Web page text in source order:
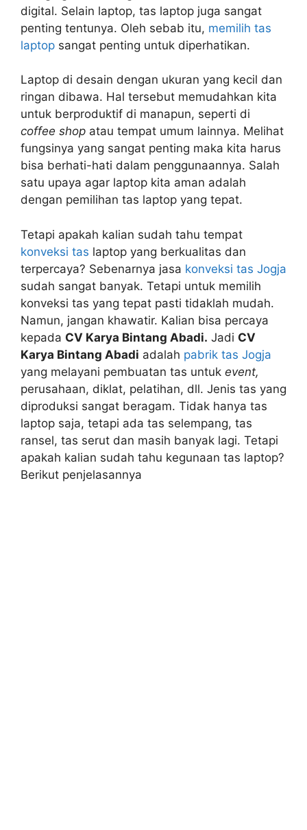
digital. Selain laptop, tas laptop juga sangat
penting tentunya. Oleh sebab itu, memilih tas
laptop sangat penting untuk diperhatikan.
Laptop di desain dengan ukuran yang kecil dan
ringan dibawa. Hal tersebut memudahkan kita
untuk berproduktif di manapun, seperti di
coffee shop atau tempat umum lainnya. Melihat
fungsinya yang sangat penting maka kita harus
bisa berhati-hati dalam penggunaannya. Salah
satu upaya agar laptop kita aman adalah
dengan pemilihan tas laptop yang tepat.
Tetapi apakah kalian sudah tahu tempat
konveksi tas laptop yang berkualitas dan
terpercaya? Sebenarnya jasa konveksi tas Jogja
sudah sangat banyak. Tetapi untuk memilih
konveksi tas yang tepat pasti tidaklah mudah.
Namun, jangan khawatir. Kalian bisa percaya
kepada CV Karya Bintang Abadi. Jadi CV
Karya Bintang Abadi adalah pabrik tas Jogja
yang melayani pembuatan tas untuk event,
perusahaan, diklat, pelatihan, dll. Jenis tas yang
diproduksi sangat beragam. Tidak hanya tas
laptop saja, tetapi ada tas selempang, tas
ransel, tas serut dan masih banyak lagi. Tetapi
apakah kalian sudah tahu kegunaan tas laptop?
Berikut penjelasannya